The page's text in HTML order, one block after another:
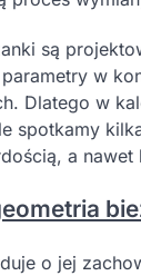
są
w
Dlatego w
spotkamy
a
o jej